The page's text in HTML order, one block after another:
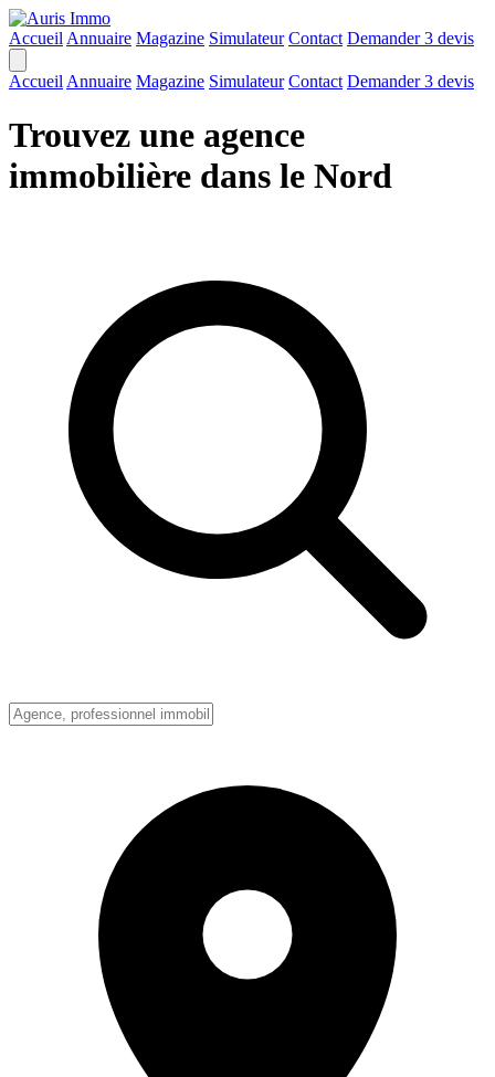
Accueil Annuaire Magazine Simulateur Contact Demander 3 devis
Accueil Annuaire Magazine Simulateur Contact Demander 3 devis
Trouvez une agence
immobilière dans le Nord